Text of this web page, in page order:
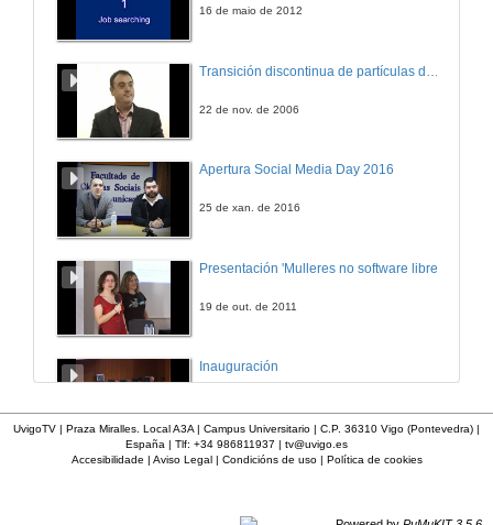
16 de maio de 2012
22 de nov. de 2006
Apertura Social Media Day 2016
25 de xan. de 2016
Presentación 'Mulleres no software libre'
19 de out. de 2011
Inauguración
UvigoTV | Praza Miralles. Local A3A | Campus Universitario | C.P. 36310 Vigo (Pontevedra) |
España | Tlf: +34 986811937 | tv@uvigo.es
Accesibilidade | Aviso Legal| Condicións de uso| Política de cookies